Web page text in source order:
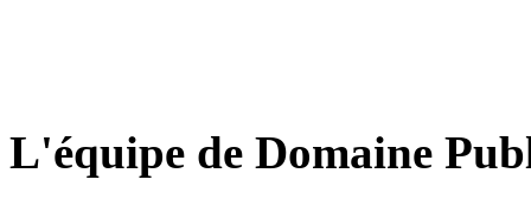
L'équipe de Domaine